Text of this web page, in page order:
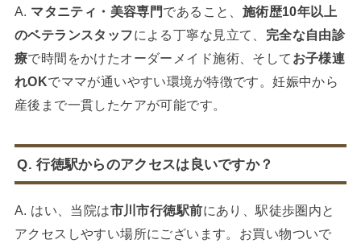
A. マタニティ・美容専門であること、 施術歴10年以上
のベテランスタッフによる丁寧な見立て、 完全な自由診
療で時間をかけたオーダーメイド施術、そして お子様連
れOKでママが通いやすい環境が特徴です。妊娠中から
産後まで一貫したケアが可能です。
Q. 行徳駅からのアクセスは良いですか？
A. はい、当院は市川市行徳駅前にあり、駅徒歩圏内と
アクセスしやすい場所にございます。お買い物ついで